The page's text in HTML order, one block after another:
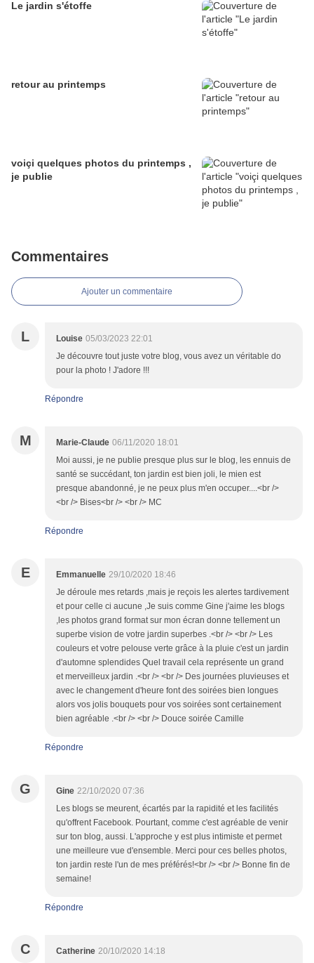
Le jardin s'étoffe
retour au printemps
voiçi quelques photos du printemps ,
je publie
Commentaires
Ajouter un commentaire
L Louise 05/03/2023 22:01
Je découvre tout juste votre blog, vous avez un véritable do
pour la photo ! J'adore !!!
Répondre
M Marie-Claude 06/11/2020 18:01
Moi aussi, je ne publie presque plus sur le blog, les ennuis de
santé se succédant, ton jardin est bien joli, le mien est
presque abandonné, je ne peux plus m'en occuper....<br />
<br /> Bises<br /> <br /> MC
Répondre
E Emmanuelle 29/10/2020 18:46
Je déroule mes retards ,mais je reçois les alertes tardivement
et pour celle ci aucune ,Je suis comme Gine j'aime les blogs
,les photos grand format sur mon écran donne tellement un
superbe vision de votre jardin superbes .<br /> <br /> Les
couleurs et votre pelouse verte grâce à la pluie c'est un jardin
d'automne splendides Quel travail cela représente un grand
et merveilleux jardin .<br /> <br /> Des journées pluvieuses et
avec le changement d'heure font des soirées bien longues
alors vos jolis bouquets pour vos soirées sont certainement
bien agréable .<br /> <br /> Douce soirée Camille
Répondre
G Gine 22/10/2020 07:36
Les blogs se meurent, écartés par la rapidité et les facilités
qu'offrent Facebook. Pourtant, comme c'est agréable de venir
sur ton blog, aussi. L'approche y est plus intimiste et permet
une meilleure vue d'ensemble. Merci pour ces belles photos,
ton jardin reste l'un de mes préférés!<br /> <br /> Bonne fin de
semaine!
Répondre
C Catherine 20/10/2020 14:18